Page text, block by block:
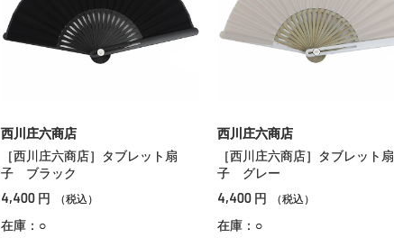
西川庄六商店
［西川庄六商店］タブレット扇
子 ブラック
4,400 円 （税込）
在庫：○
西川庄六商店
［西川庄六商店］タブレット扇
子 グレー
4,400 円 （税込）
在庫：○